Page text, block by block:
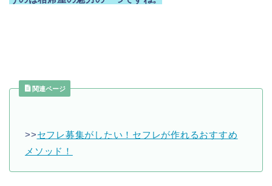
関連ページ
>>セフレ募集がしたい！セフレが作れるおすすめ
メソッド！